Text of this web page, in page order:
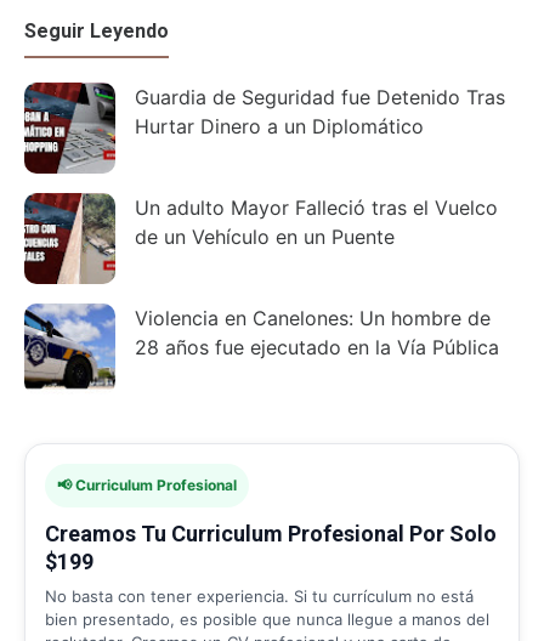
Seguir Leyendo
Guardia de Seguridad fue Detenido Tras
Hurtar Dinero a un Diplomático
Un adulto Mayor Falleció tras el Vuelco
de un Vehículo en un Puente
Violencia en Canelones: Un hombre de
28 años fue ejecutado en la Vía Pública
📢 Curriculum Profesional
Creamos Tu Curriculum Profesional Por Solo
$199
No basta con tener experiencia. Si tu currículum no está
bien presentado, es posible que nunca llegue a manos del